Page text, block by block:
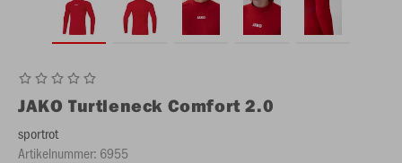
JAKO Turtleneck Comfort 2.0
sportrot
Artikelnummer: 6955